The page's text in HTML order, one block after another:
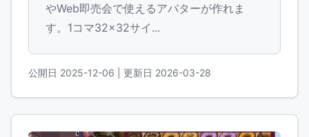
やWeb即売会で使えるアバターが作れま
す。1コマ32×32サイ...
公開日 2025-12-06 | 更新日 2026-03-28